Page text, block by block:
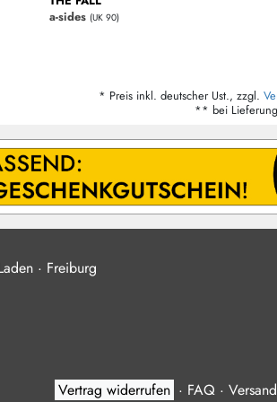
a-sides (UK 90)
* Preis inkl. deutscher Ust., zzgl.
** bei Lieferung
· Freiburg
Vertrag widerrufen · FAQ · Versand